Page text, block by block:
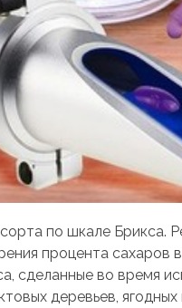
по шкале Брикса.
процента сахаров
сделанные во время
деревьев, ягодных